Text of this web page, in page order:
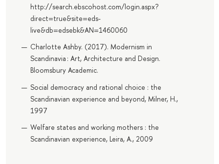
http://search.ebscohost.com/login.aspx?
direct=true&site=eds-
live&db=edsebk&AN=1460060
Charlotte Ashby. (2017). Modernism in
Scandinavia : Art, Architecture and Design.
Bloomsbury Academic.
Social democracy and rational choice : the
Scandinavian experience and beyond, Milner, H.,
1997
Welfare states and working mothers : the
Scandinavian experience, Leira, A., 2009